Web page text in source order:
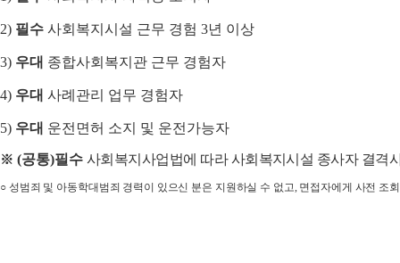
2) 필수 사회복지시설 근무 경험 3년 이상
3) 우대 종합사회복지관 근무 경험자
4) 우대 사례관리 업무 경험자
5) 우대 운전면허 소지 및 운전가능자
※ (공통)필수 사회복지사업법에 따라 사회복지시설 종사자 결격
○ 성범죄 및 아동학대범죄 경력이 있으신 분은 지원하실 수 없고, 면접자에게 사전 조